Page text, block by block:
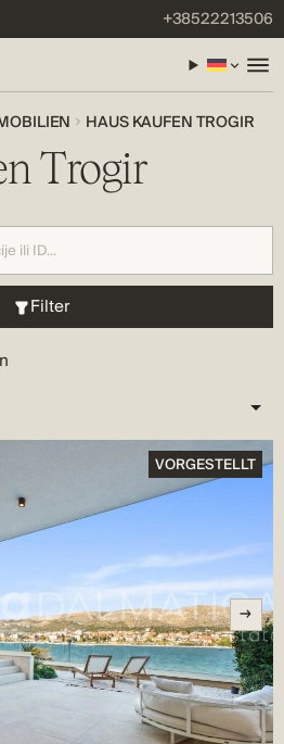
+38522213506
HAUS KAUFEN TROGIR
Trogir
Filter
VORGESTELLT